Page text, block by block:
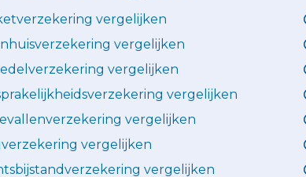
vergelijken
vergelijken
vergelijken
vergelijken
vergelijken
vergelijken
vergelijken